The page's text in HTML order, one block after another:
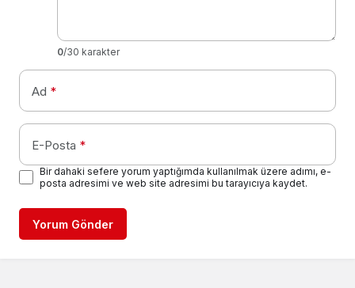
0/30 karakter
Ad *
E-Posta *
Bir dahaki sefere yorum yaptığımda kullanılmak üzere adımı, e-
posta adresimi ve web site adresimi bu tarayıcıya kaydet.
Yorum Gönder